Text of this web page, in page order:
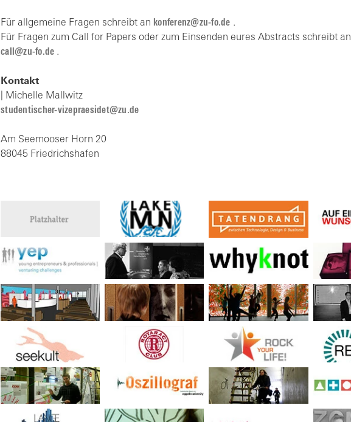
Für allgemeine Fragen schreibt an konferenz@zu-fo.de .
Für Fragen zum Call for Papers oder zum Einsenden eures Abstracts schreibt an
call@zu-fo.de .
Kontakt
| Michelle Mallwitz
studentischer-vizepraesidet@zu.de
Am Seemooser Horn 20
88045 Friedrichshafen